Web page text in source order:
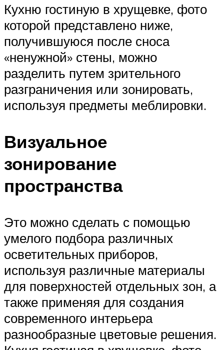
Кухню гостиную в хрущевке, фото
которой представлено ниже,
получившуюся после сноса
«ненужной» стены, можно
разделить путем зрительного
разграничения или зонировать,
используя предметы меблировки.
Визуальное
зонирование
пространства
Это можно сделать с помощью
умелого подбора различных
осветительных приборов,
используя различные материалы
для поверхностей отдельных зон, а
также применяя для создания
современного интерьера
разнообразные цветовые решения.